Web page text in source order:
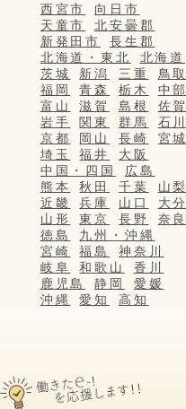
西宮市
向日市
天童市
北安曇郡
新発田市
長生郡
北海道・東北
北海道
茨城
新潟 三重
鳥取
福岡
青森 栃木
中部
富山
滋賀 島根
佐賀
岩手
関東 群馬
石川
京都
岡山 長崎
宮城
埼玉
福井
大阪
中国・四国
広島
熊本
秋田 千葉
山梨
近畿
兵庫 山口
大分
山形
東京 長野
奈良
徳島
九州・沖縄
宮崎
福島
神奈川
岐阜
和歌山
香川
鹿児島
静岡
愛媛
沖縄
愛知 高知